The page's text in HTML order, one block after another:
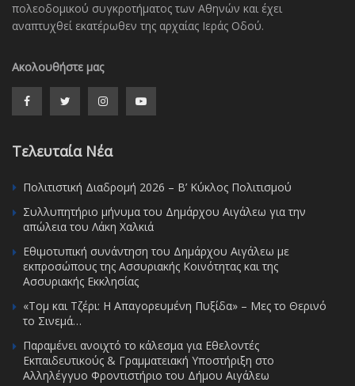
πολεοδομικού συγκροτήματος των Αθηνών και έχει
αναπτυχθεί εκατέρωθεν της αρχαίας Ιεράς Οδού.
Ακολουθήστε μας
Τελευταία Νέα
Πολιτιστική Διαδρομή 2026 – Β’ Κύκλος Πολιτισμού
Συλλυπητήριο μήνυμα του Δημάρχου Αιγάλεω για την
απώλεια του Λάκη Χαλκιά
Εθιμοτυπική συνάντηση του Δημάρχου Αιγάλεω με
εκπροσώπους της Ασσυριακής Κοινότητας και της
Ασσυριακής Εκκλησίας
«Τομ και Τζέρι: Η Απαγορευμένη Πυξίδα» – Μες το Θερινό
το Σινεμά…
Παραμένει ανοιχτό το κάλεσμα για Εθελοντές
Εκπαιδευτικούς & Γραμματειακή Υποστήριξη στο
Αλληλέγγυο Φροντιστήριο του Δήμου Αιγάλεω